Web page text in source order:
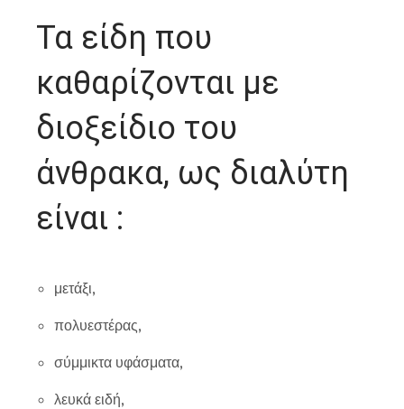
Τα είδη που
καθαρίζονται με
διοξείδιο του
άνθρακα, ως διαλύτη
είναι :
μετάξι,
πολυεστέρας,
σύμμικτα υφάσματα,
λευκά ειδή,